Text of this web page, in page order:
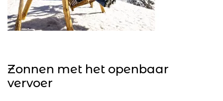
Zonnen met het openbaar
vervoer